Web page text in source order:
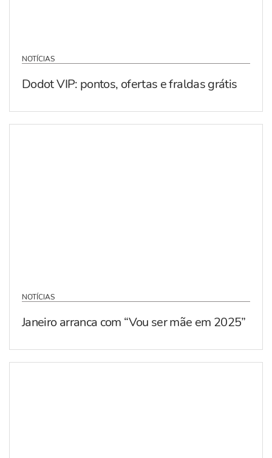
NOTÍCIAS
Dodot VIP: pontos, ofertas e fraldas grátis
NOTÍCIAS
Janeiro arranca com “Vou ser mãe em 2025”